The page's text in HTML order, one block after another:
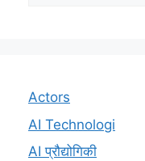
Actors
AI Technologi
AI प्रौद्योगिकी